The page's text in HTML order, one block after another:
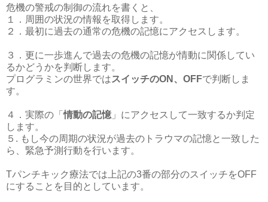
危機の警戒の制御の流れを書くと、
１．周囲の状況の情報を取得します。
２．最初に過去の通常の危機の記憶にアクセスします。
３．更に一歩進んで過去の危機の記憶が情動に関係してい
るかどうかを判断します。
プログラミンの世界ではスイッチのON、OFFで判断しま
す。
４．実際の「情動の記憶 」にアクセスして一致するか判定
します。
５. もし今の周期の状況が過去のトラウマの記憶と一致した
ら、緊急予測行動を行います。
Tパンチキック療法では上記の3番の部分のスイッチをOFF
にすることを目的としています。